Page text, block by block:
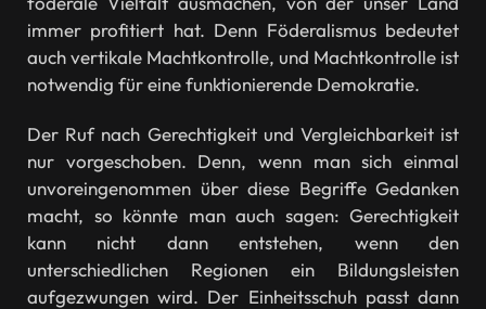
immer profitiert hat. Denn Föderalismus bedeutet
auch vertikale Machtkontrolle, und Machtkontrolle ist
notwendig für eine funktionierende Demokratie.
Der Ruf nach Gerechtigkeit und Vergleichbarkeit ist
nur vorgeschoben. Denn, wenn man sich einmal
unvoreingenommen über diese Begriffe Gedanken
macht, so könnte man auch sagen: Gerechtigkeit
kann nicht dann entstehen, wenn den
unterschiedlichen Regionen ein Bildungsleisten
aufgezwungen wird. Der Einheitsschuh passt dann